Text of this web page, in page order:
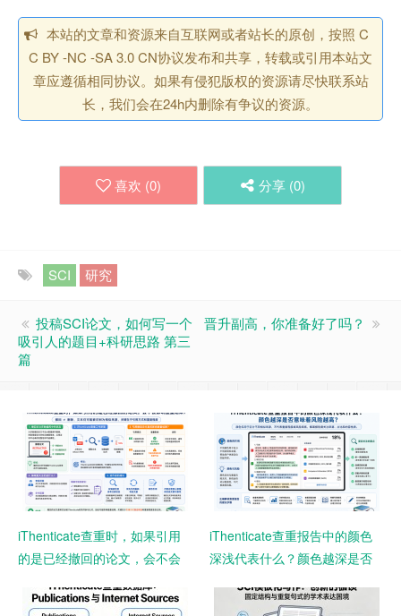
本站的文章和资源来自互联网或者站长的原创，按照 C
C BY -NC -SA 3.0 CN协议发布和共享，转载或引用本站文
章应遵循相同协议。如果有侵犯版权的资源请尽快联系站
长，我们会在24h内删除有争议的资源。
喜欢 (0) 分享 (0)
SCI 研究
投稿SCI论文，如何写一个
吸引人的题目+科研思路 第三
篇
晋升副高，你准备好了吗？
iThenticate查重时，如果引用
的是已经撤回的论文，会不会
iThenticate查重报告中的颜色
深浅代表什么？颜色越深是否